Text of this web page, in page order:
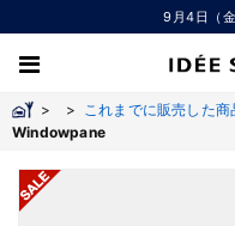
9月4日（
> > これまでに販売した商
Windowpane